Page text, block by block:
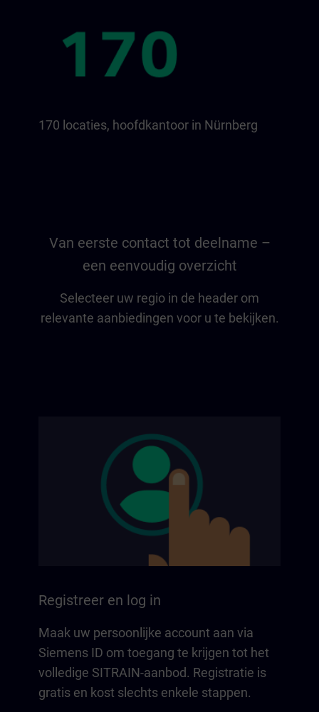
170 locaties, hoofdkantoor in Nürnberg
Van eerste contact tot deelname –
een eenvoudig overzicht
Selecteer uw regio in de header om
relevante aanbiedingen voor u te bekijken.
Registreer en log in
Maak uw persoonlijke account aan via
Siemens ID om toegang te krijgen tot het
volledige SITRAIN-aanbod. Registratie is
gratis en kost slechts enkele stappen.